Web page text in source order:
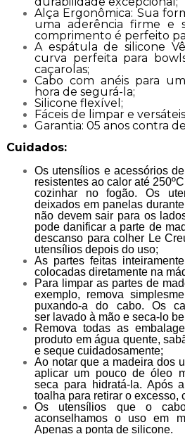
Alça Ergonômica: Sua
uma aderência firme e
comprimento é perfeito
A espátula de silicone
curva perfeita para
caçarolas;
Cabo com anéis para
hora de segurá-la;
Silicone flexível;
Fáceis de limpar e
Garantia: 05 anos contra
Cuidados:
Os utensílios e acessórios
resistentes ao calor até
cozinhar no fogão. Os
deixados em panelas
não devem sair para os
pode danificar a parte de
descanso para colher Le
utensílios depois do uso;
As partes feitas
colocadas diretamente na
Para limpar as partes de
exemplo, remova
puxando-a do cabo. Os
ser lavado à mão e seca-lo
Remova todas as
produto em água quente,
e seque cuidadosamente;
Ao notar que a madeira dos
aplicar um pouco de óleo
seca para hidratá-la. Após
toalha para retirar o excesso,
Os utensílios que o
aconselhamos o uso em
Apenas a ponta de silicone.